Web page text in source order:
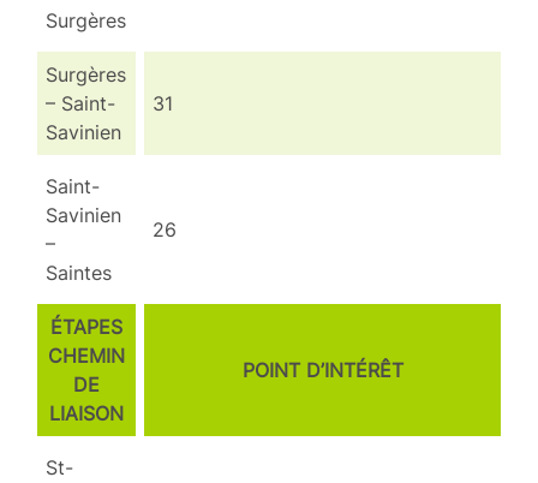
Surgères
Surgères
– Saint-
Savinien
31
Saint-
Savinien
–
Saintes
26
ÉTAPES
CHEMIN
DE
LIAISON
POINT D’INTÉRÊT
St-